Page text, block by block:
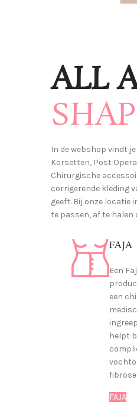
Uw
Winkel Bekijken
ALL
In de webshop vindt
Korsetten, Post
Chirurgische
corrigerende kleding
geeft. Bij onze locatie
te passen, af te halen
FAJA
Een
een
helpt
FAJA